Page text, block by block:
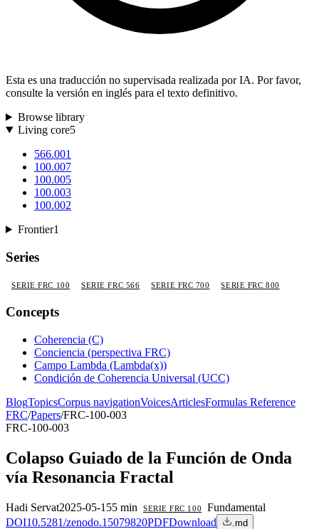
Esta es una traducción no supervisada realizada por IA. Por favor,
consulte la versión en inglés para el texto definitivo.
Browse library
Living core5
566.001
100.007
100.005
100.003
100.002
Frontier1
Series
SERIE FRC 100 SERIE FRC 566 SERIE FRC 700 SERIE FRC 800
Concepts
Coherencia (C)
Conciencia (perspectiva FRC)
Campo Lambda (Lambda(x))
Condición de Coherencia Universal (UCC)
BlogTopicsCorpus navigationVoicesArticlesFormulas Reference
FRC/Papers/FRC-100-003
FRC-100-003
Colapso Guiado de la Función de Onda
vía Resonancia Fractal
Hadi Servat2025-05-155 min SERIE FRC 100
Fundamental
DOI10.5281/zenodo.15079820PDFDownload .md